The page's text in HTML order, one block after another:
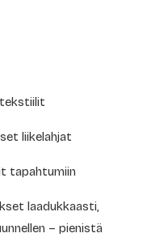
liikelahjat
tapahtumiin
laadukkaasti,
– pienistä